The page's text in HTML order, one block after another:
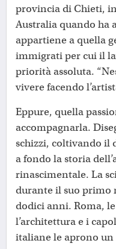
provincia di Chieti,
Australia quando ha
appartiene a quella
immigrati per cui il
priorità assoluta.
vivere facendo
Eppure, quella
accompagnarla.
schizzi, coltivando il
a fondo la storia
rinascimentale. La
durante il suo primo
dodici anni. Roma,
l’architettura e i
italiane le aprono un